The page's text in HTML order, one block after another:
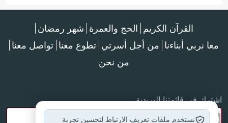
القرآن الكريم الحج والعمرة شهر رمضان
معا نربي أبناءنا من أجل أسرتي تطوع معنا تواصل معنا
من نحن
اشترك في قائمتنا البريدية
نستخدم ملفات تعريف الارتباط لتحسين تجربة